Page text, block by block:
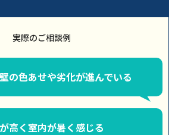
実際のご相談例
の色あせや劣化が進んでいる
高く室内が暑く感じる